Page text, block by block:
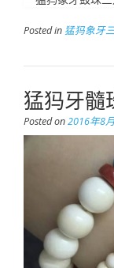
Posted in 猛犸象牙
猛犸牙髓
Posted on2016年8